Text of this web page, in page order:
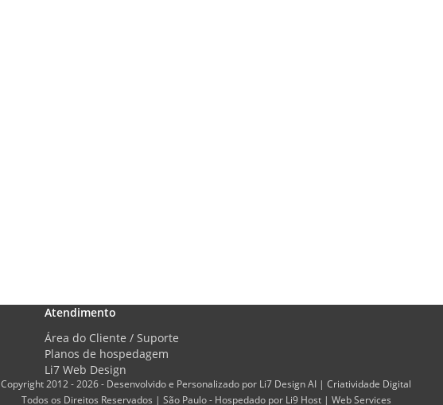
Atendimento
Área do Cliente / Suporte
Planos de hospedagem
Li7 Web Design
Copyright 2012 - 2026 - Desenvolvido e Personalizado por Li7 Design AI | Criatividade Digital
Todos os Direitos Reservados | São Paulo - Hospedado por Li9 Host | Web Services